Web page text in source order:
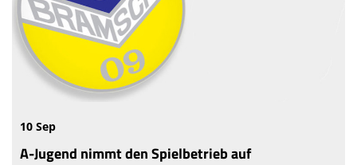
10 Sep
A-Jugend nimmt den Spielbetrieb auf